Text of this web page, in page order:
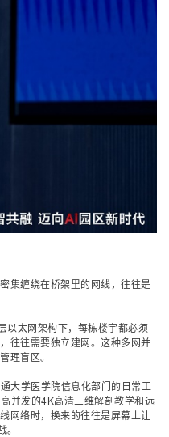
集缠绕在桥架里的网线，往往是
以太网架构下，每栋楼宇都必须
往往需要独立建网。这种多网并
理盲区。
大学医学院信息化部门的日常工
并发的4K高清三维解剖教学和远
网络时，换来的往往是屏幕上让